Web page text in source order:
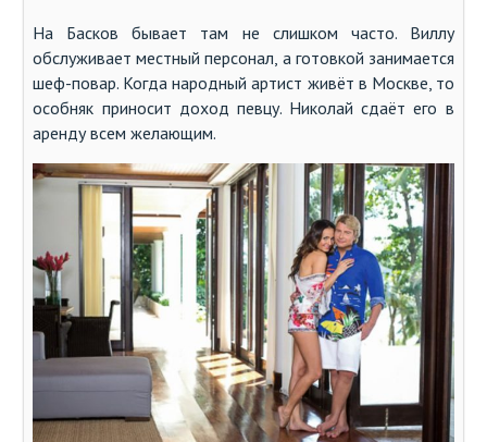
На Басков бывает там не слишком часто. Виллу
обслуживает местный персонал, а готовкой занимается
шеф-повар. Когда народный артист живёт в Москве, то
особняк приносит доход певцу. Николай сдаёт его в
аренду всем желающим.